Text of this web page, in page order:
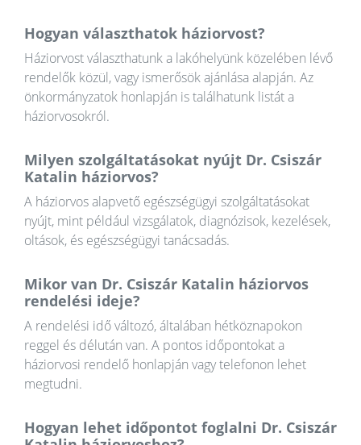
Hogyan választhatok háziorvost?
Háziorvost választhatunk a lakóhelyünk közelében lévő
rendelők közül, vagy ismerősök ajánlása alapján. Az
önkormányzatok honlapján is találhatunk listát a
háziorvosokról.
Milyen szolgáltatásokat nyújt Dr. Csiszár
Katalin háziorvos?
A háziorvos alapvető egészségügyi szolgáltatásokat
nyújt, mint például vizsgálatok, diagnózisok, kezelések,
oltások, és egészségügyi tanácsadás.
Mikor van Dr. Csiszár Katalin háziorvos
rendelési ideje?
A rendelési idő változó, általában hétköznapokon
reggel és délután van. A pontos időpontokat a
háziorvosi rendelő honlapján vagy telefonon lehet
megtudni.
Hogyan lehet időpontot foglalni Dr. Csiszár